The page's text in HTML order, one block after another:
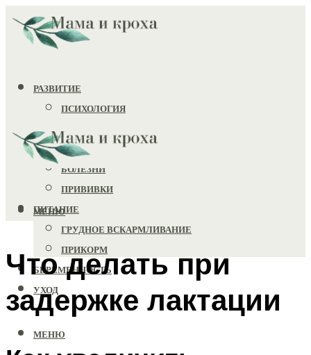
РАЗВИТИЕ
ПСИХОЛОГИЯ
ИГРУШКИ
ЗДОРОВЬЕ
БОЛЕЗНИ
ПРИВИВКИ
ПИТАНИЕ
ГРУДНОЕ ВСКАРМЛИВАНИЕ
ПРИКОРМ
БЕРЕМЕННОСТЬ
УХОД
МЕНЮ
МЕНЮ
Что делать при
задержке лактации